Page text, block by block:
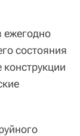
ежегодно
состояния